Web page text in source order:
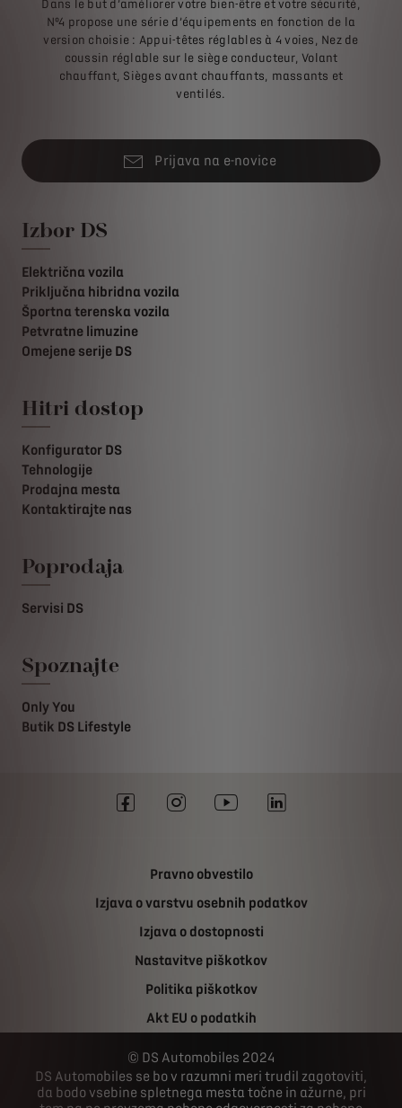
Dans le but d’améliorer votre bien-être et votre sécurité,
Nº4 propose une série d’équipements en fonction de la
version choisie : Appui-têtes réglables à 4 voies, Nez de
coussin réglable sur le siège conducteur, Volant
chauffant, Sièges avant chauffants, massants et
ventilés.
Prijava na e-novice
Izbor DS
Električna vozila
Priključna hibridna vozila
Športna terenska vozila
Petvratne limuzine
Omejene serije DS
Hitri dostop
Konfigurator DS
Tehnologije
Prodajna mesta
Kontaktirajte nas
Poprodaja
Servisi DS
Spoznajte
Only You
Butik DS Lifestyle
Pravno obvestilo
Izjava o varstvu osebnih podatkov
Izjava o dostopnosti
Nastavitve piškotkov
Politika piškotkov
Akt EU o podatkih
DS Automobiles 2024
DS Automobiles se bo v razumni meri trudil zagotoviti,
da bodo vsebine spletnega mesta točne in ažurne, pri